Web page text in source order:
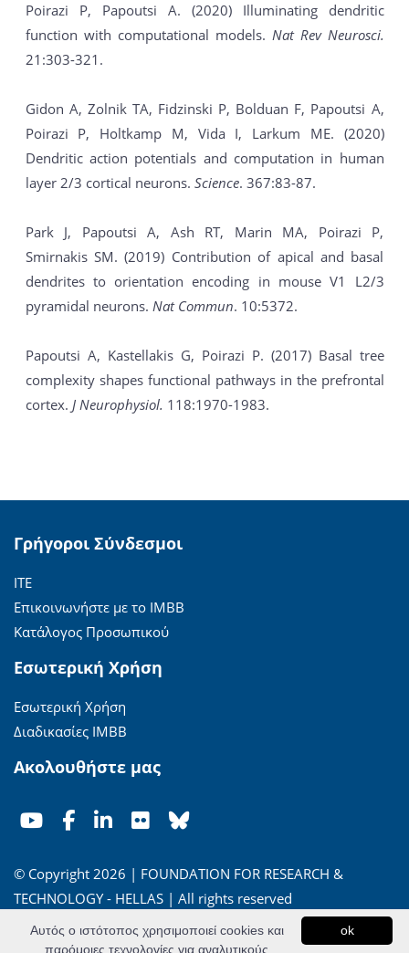
Poirazi P, Papoutsi A. (2020) Illuminating dendritic
function with computational models. Nat Rev Neurosci.
21:303-321.
Gidon A, Zolnik TA, Fidzinski P, Bolduan F, Papoutsi A,
Poirazi P, Holtkamp M, Vida I, Larkum ME. (2020)
Dendritic action potentials and computation in human
layer 2/3 cortical neurons. Science. 367:83-87.
Park J, Papoutsi A, Ash RT, Marin MA, Poirazi P,
Smirnakis SM. (2019) Contribution of apical and basal
dendrites to orientation encoding in mouse V1 L2/3
pyramidal neurons. Nat Commun. 10:5372.
Papoutsi A, Kastellakis G, Poirazi P. (2017) Basal tree
complexity shapes functional pathways in the prefrontal
cortex. J Neurophysiol. 118:1970-1983.
Γρήγοροι Σύνδεσμοι
ΙΤΕ
Επικοινωνήστε με το ΙΜΒΒ
Κατάλογος Προσωπικού
Εσωτερική Χρήση
Εσωτερική Χρήση
Διαδικασίες ΙΜΒΒ
Ακολουθήστε μας
© Copyright 2026 | FOUNDATION FOR RESEARCH &
TECHNOLOGY - HELLAS | All rights reserved
'Οροι Χρήσης|Πολιτική Απορρήτου ok
Αυτός ο ιστότοπος χρησιμοποιεί cookies και
παρόμοιες τεχνολογίες για αναλυτικούς